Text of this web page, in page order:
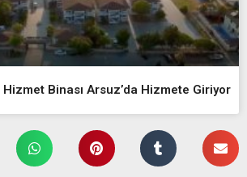
Hizmet Binası Arsuz’da Hizmete Giriyor